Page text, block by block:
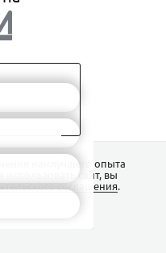
наилучшего опыта
сайт, вы
соглашения.